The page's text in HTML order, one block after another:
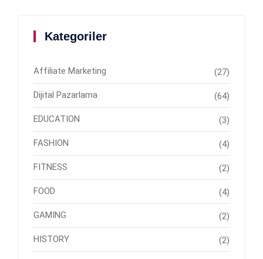
Kategoriler
Affiliate Marketing (27)
Dijital Pazarlama (64)
EDUCATION (3)
FASHION (4)
FITNESS (2)
FOOD (4)
GAMING (2)
HISTORY (2)